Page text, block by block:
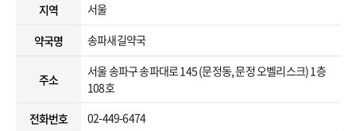
지역
서울
약국명
송파새길약국
주소
서울 송파구 송파대로 145 (문정동, 문정 오벨리스크) 1층
108호
전화번호
02-449-6474